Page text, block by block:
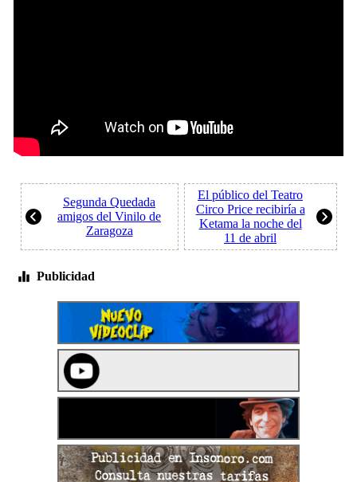
Segunda Quedada
amigos del Vinilo de
Zaragoza
El público del Teatro
Circo Price recibiría a
Ketama la noche del
11 de abril
Publicidad